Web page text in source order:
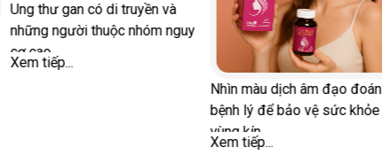
Ung thư gan có di truyền và
những người thuộc nhóm nguy
cơ cao
Xem tiếp...
Nhìn màu dịch âm đạo đoán
bệnh lý để bảo vệ sức khỏe
vùng kín
Xem tiếp...